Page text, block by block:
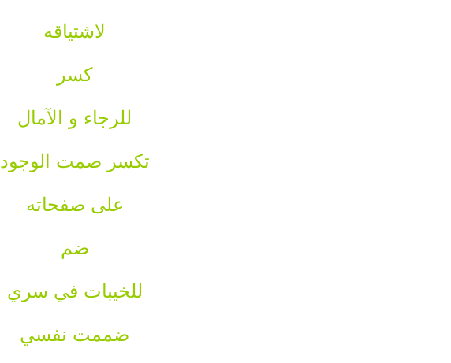
لاشتياقه
كسر
للرجاء و الآمال
تكسر صمت الوجود
على صفحاته
ضم
للخيبات في سري
ضممت نفسي